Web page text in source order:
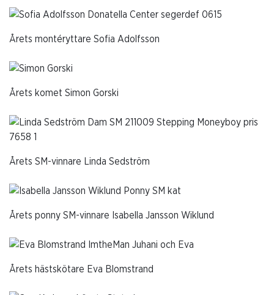
Årets montéryttare Sofia Adolfsson
Årets komet Simon Gorski
Årets SM-vinnare Linda Sedström
Årets ponny SM-vinnare Isabella Jansson Wiklund
Årets hästskötare Eva Blomstrand